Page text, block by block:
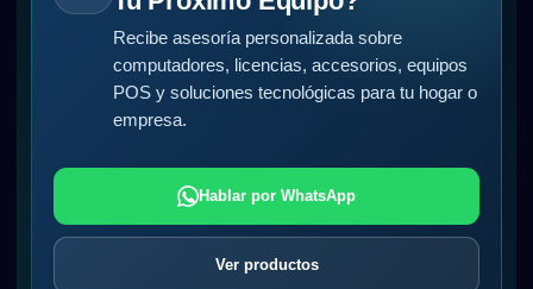
Recibe asesoría personalizada sobre
computadores, licencias, accesorios, equipos
POS y soluciones tecnológicas para tu hogar o
empresa.
Hablar por WhatsApp
Ver productos